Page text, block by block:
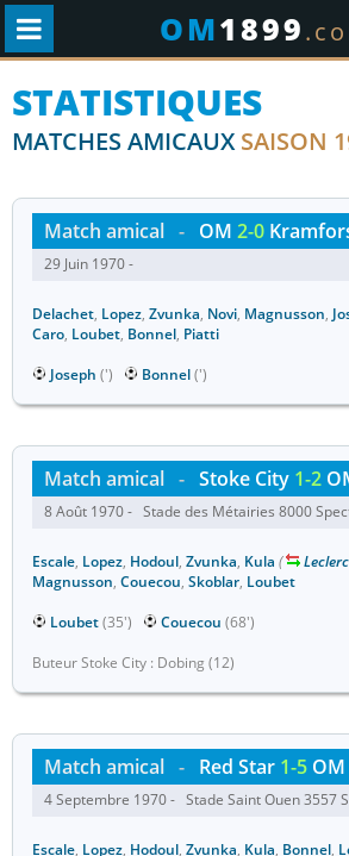
OM1899
STATISTIQUES
MATCHES AMICAUXSAISON
Match amical - OM 2-0
29 Juin 1970 -
Delachet, Lopez, Zvunka, Novi, Magnusson,
Caro, Loubet, Bonnel, Piatti
Joseph (') Bonnel(')
Match amical - Stoke City 1-2
8 Août 1970 - Stade des Métairies 8000
Escale, Lopez, Hodoul, Zvunka, Kula (
Magnusson, Couecou, Skoblar, Loubet
Loubet(35') Couecou (68')
Buteur Stoke City : Dobing (12)
Match amical - Red Star 1-5 OM
4 Septembre 1970 - Stade Saint Ouen 3557
Escale, Lopez, Hodoul, Zvunka, Kula, Bonnel,